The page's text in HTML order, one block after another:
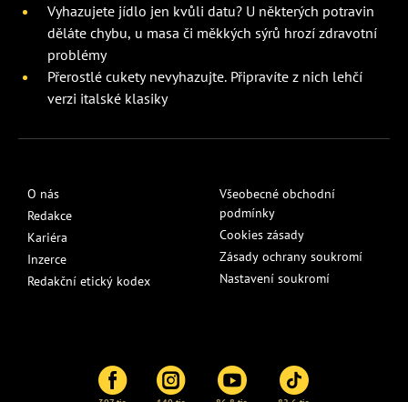
Vyhazujete jídlo jen kvůli datu? U některých potravin
děláte chybu, u masa či měkkých sýrů hrozí zdravotní
problémy
Přerostlé cukety nevyhazujte. Připravíte z nich lehčí
verzi italské klasiky
O nás
Redakce
Kariéra
Inzerce
Redakční etický kodex
Všeobecné obchodní
podmínky
Cookies zásady
Zásady ochrany soukromí
Nastavení soukromí